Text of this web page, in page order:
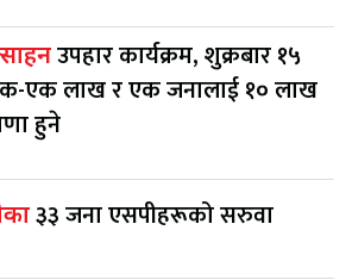
उपहार कार्यक्रम, शुक्रबार १५
एक लाख र एक जनालाई १० लाख
हुने
३३ जना एसपीहरूको सरुवा